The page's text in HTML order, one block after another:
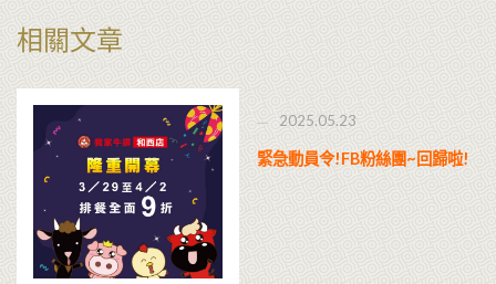
相關文章
2025.05.23
緊急動員令!FB粉絲團~回歸啦!